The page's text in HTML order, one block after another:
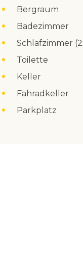
Bergraum
Badezimmer
Schlafzimmer
Toilette
Keller
Fahradkeller
Parkplatz